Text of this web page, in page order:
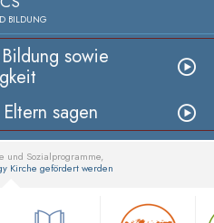
BILDUNG
sowie
sagen
und Sozialprogramme,
Kirche gefördert werden